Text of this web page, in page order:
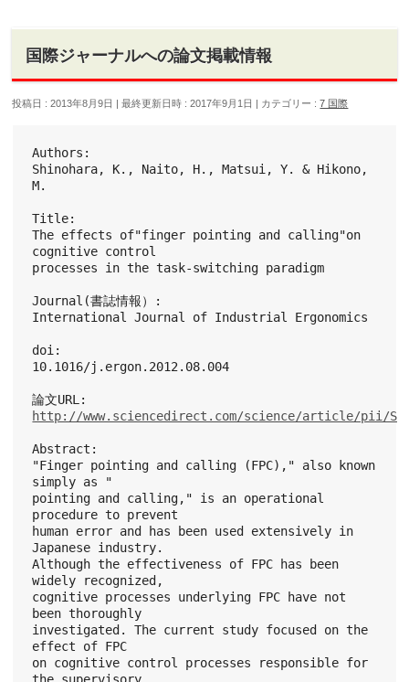
国際ジャーナルへの論文掲載情報
投稿日 : 2013年8月9日 最終更新日時 : 2017年9月1日 カテゴリー :7 国際
Authors:
Shinohara, K., Naito, H., Matsui, Y. & Hikono,
M.
Title:
The effects of"finger pointing and calling"on
cognitive control
processes in the task-switching paradigm
Journal(書誌情報）:
International Journal of Industrial Ergonomics
doi:
10.1016/j.ergon.2012.08.004
論文URL:
http://www.sciencedirect.com/science/article/pii/
Abstract:
"Finger pointing and calling (FPC)," also known
simply as "
pointing and calling," is an operational
procedure to prevent
human error and has been used extensively in
Japanese industry.
Although the effectiveness of FPC has been
widely recognized,
cognitive processes underlying FPC have not
been thoroughly
investigated. The current study focused on the
effect of FPC
on cognitive control processes responsible for
the supervisory